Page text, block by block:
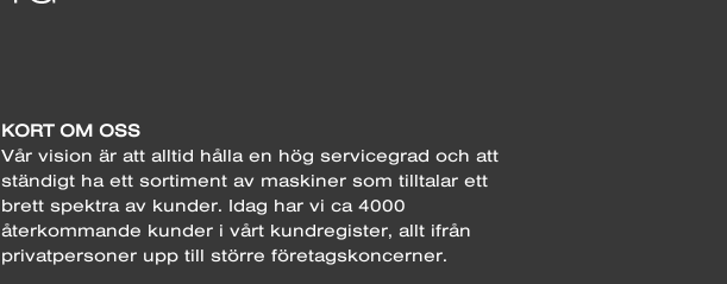
KORT OM OSS
Vår vision är att alltid hålla en hög servicegrad och att
ständigt ha ett sortiment av maskiner som tilltalar ett
brett spektra av kunder. Idag har vi ca 4000
återkommande kunder i vårt kundregister, allt ifrån
privatpersoner upp till större företagskoncerner.